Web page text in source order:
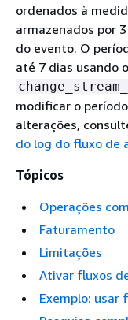
ordenados à
armazenados por
do evento. O
até 7 dias usando
modificar o
alterações,
do log do fluxo de
Tópicos
Operações
Faturamento
Limitações
Ativar fluxos
Exemplo: usar